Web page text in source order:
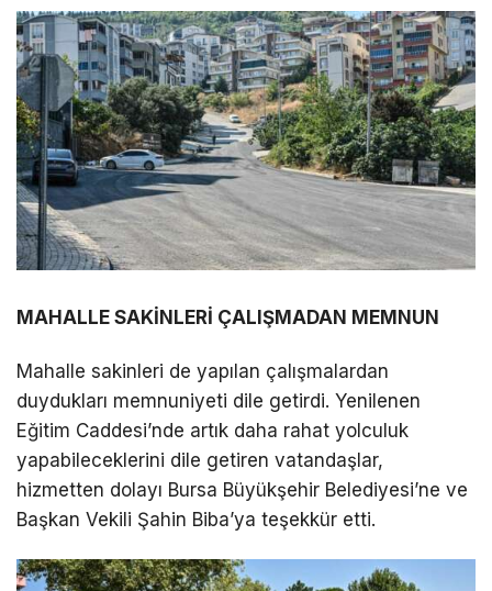
MAHALLE SAKİNLERİ ÇALIŞMADAN MEMNUN
Mahalle sakinleri de yapılan çalışmalardan
duydukları memnuniyeti dile getirdi. Yenilenen
Eğitim Caddesi’nde artık daha rahat yolculuk
yapabileceklerini dile getiren vatandaşlar,
hizmetten dolayı Bursa Büyükşehir Belediyesi’ne ve
Başkan Vekili Şahin Biba’ya teşekkür etti.